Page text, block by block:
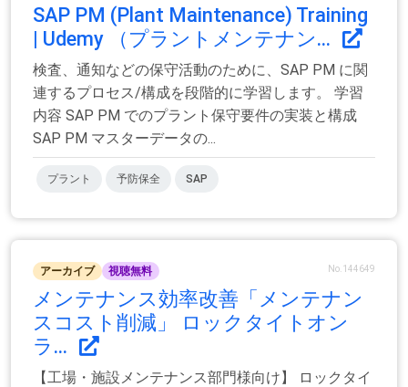
SAP PM (Plant Maintenance) Training
| Udemy （プラントメンテナン...
検査、通知などの保守活動のために、SAP PM に関
連するプロセス/構成を段階的に学習します。 学習
内容 SAP PM でのプラント保守要件の実装と構成
SAP PM マスターデータの...
プラント 予防保全 SAP
アーカイブ 視聴無料 No.144649
メンテナンス効率改善「メンテナン
スコスト削減」 ロックタイトオン
ラ...
【工場・施設メンテナンス部門様向け】 ロックタイ